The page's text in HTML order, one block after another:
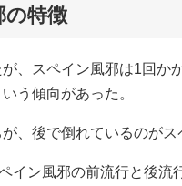
の特徴
、スペイン風邪は1回か
う傾向があった。
、後で倒れているのがス
イン風邪の前流行と後流